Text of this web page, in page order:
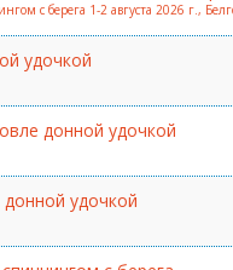
с берега 1-2 августа 2026 г.,
удочкой
донной удочкой
удочкой